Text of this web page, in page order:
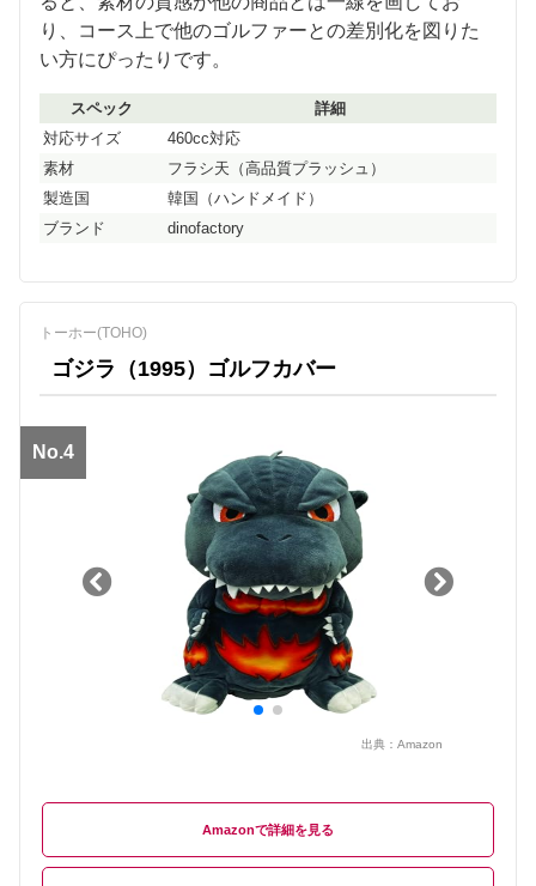
り、コース上で他のゴルファーとの差別化を図りた
い方にぴったりです。
スペック
詳細
対応サイズ
460cc対応
素材
フラシ天（高品質プラッシュ）
製造国
韓国（ハンドメイド）
ブランド
dinofactory
トーホー(TOHO)
ゴジラ（1995）ゴルフカバー
No.4
出典： Amazon
Amazon